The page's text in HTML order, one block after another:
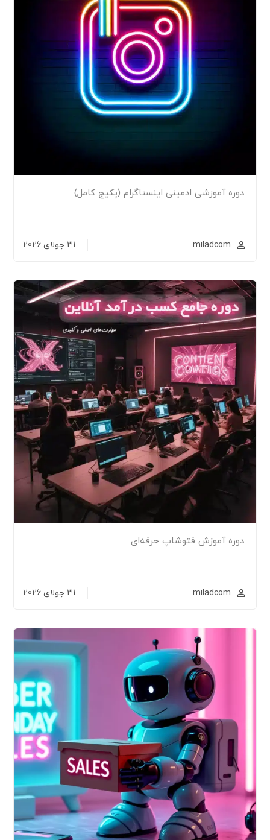
دوره آموزشی ادمینی اینستاگرام (پکیج کامل)
miladcom 31 جولای 2026
دوره آموزش فتوشاپ حرفه‌ای
miladcom 31 جولای 2026